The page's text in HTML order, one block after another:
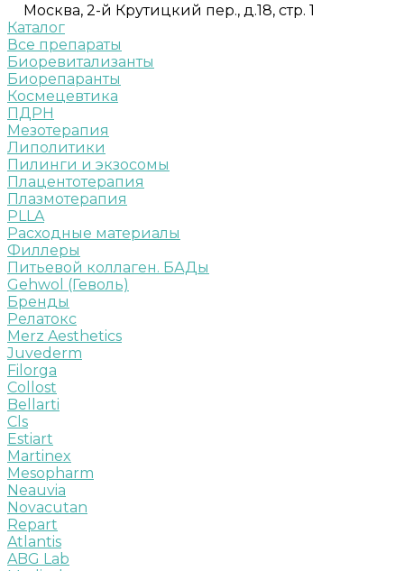
Москва, 2-й Крутицкий пер., д.18, стр. 1
Каталог
Все препараты
Биоревитализанты
Биорепаранты
Космецевтика
ПДРН
Мезотерапия
Липолитики
Пилинги и экзосомы
Плацентотерапия
Плазмотерапия
PLLA
Расходные материалы
Филлеры
Питьевой коллаген. БАДы
Gehwol (Геволь)
Бренды
Релатокс
Merz Aesthetics
Juvederm
Filorga
Collost
Bellarti
Cls
Estiart
Martinex
Mesopharm
Neauvia
Novacutan
Repart
Atlantis
ABG Lab